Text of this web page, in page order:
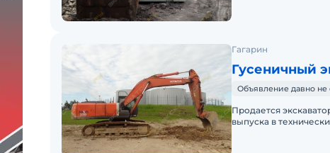
Гагарин
Гусеничный
Объявление давно не
Продается экскаватор
выпуска в